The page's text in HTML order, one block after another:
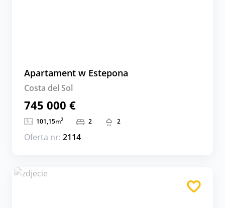
Apartament w Estepona
Costa del Sol
745 000 €
101,15m2 2 2
Oferta nr: 2114